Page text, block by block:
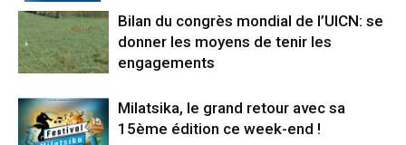
Bilan du congrès mondial de l’UICN: se
donner les moyens de tenir les
engagements
Milatsika, le grand retour avec sa
15ème édition ce week-end !